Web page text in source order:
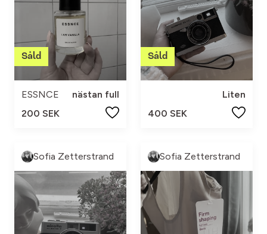
ESSNCE
nästan full
200 SEK
Liten
400 SEK
Sofia Zetterstrand Sofia Zetterstrand